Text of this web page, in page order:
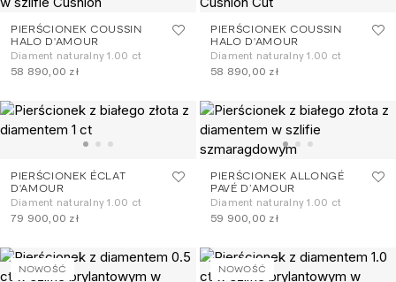
PIERŚCIONEK COUSSIN
HALO D'AMOUR
Diament naturalny 1.00 ct
58 890,00 zł
PIERŚCIONEK COUSSIN
HALO D'AMOUR
Diament naturalny 1.00 ct
58 890,00 zł
PIERŚCIONEK ÉCLAT
D'AMOUR
Diament naturalny 1.00 ct
79 900,00 zł
PIERŚCIONEK ALLONGÉ
PAVÉ D’AMOUR
Diament naturalny 1.00 ct
59 900,00 zł
NOWOŚĆ NOWOŚĆ